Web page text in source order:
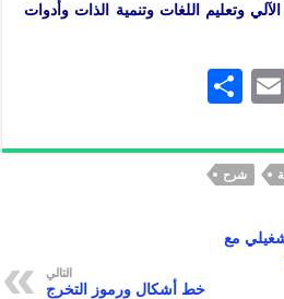
وتعليم اللغات وتنمية الذات وأدوات
Te
E
ai
l
ar
شرح
مع
التالي
خط أشكال ورموز التخرج